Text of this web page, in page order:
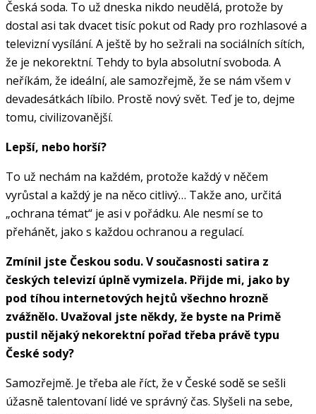
Česká soda. To už dneska nikdo neudělá, protože by
dostal asi tak dvacet tisíc pokut od Rady pro rozhlasové a
televizní vysílání. A ještě by ho sežrali na sociálních sítích,
že je nekorektní. Tehdy to byla absolutní svoboda. A
neříkám, že ideální, ale samozřejmě, že se nám všem v
devadesátkách líbilo. Prostě nový svět. Teď je to, dejme
tomu, civilizovanější.
Lepší, nebo horší?
To už nechám na každém, protože každý v něčem
vyrůstal a každý je na něco citlivý… Takže ano, určitá
„ochrana témat“ je asi v pořádku. Ale nesmí se to
přehánět, jako s každou ochranou a regulací.
Zmínil jste Českou sodu. V současnosti satira z
českých televizí úplně vymizela. Přijde mi, jako by
pod tíhou internetových hejtů všechno hrozně
zvážnělo. Uvažoval jste někdy, že byste na Primě
pustil nějaký nekorektní pořad třeba právě typu
České sody?
Samozřejmě. Je třeba ale říct, že v České sodě se sešli
úžasně talentovaní lidé ve správný čas. Slyšeli na sebe,